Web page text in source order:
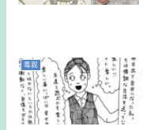
毒親